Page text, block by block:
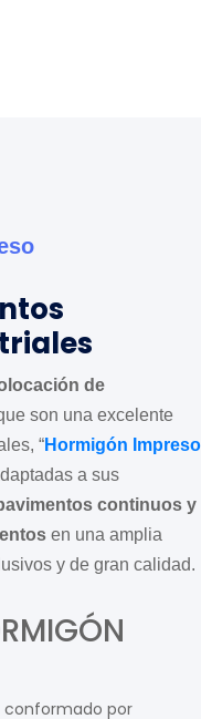
de
son una excelente
“Hormigón Impreso
a sus
continuos y
en una amplia
y de gran calidad.
conformado por